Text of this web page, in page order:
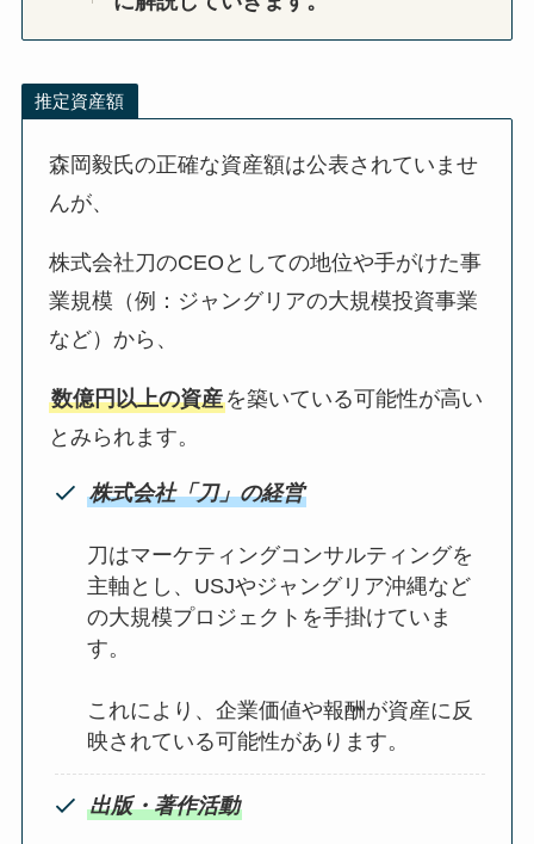
推定資産額
森岡毅氏の正確な資産額は公表されていませ
んが、
株式会社刀のCEOとしての地位や手がけた事
業規模（例：ジャングリアの大規模投資事業
など）から、
数億円以上の資産を築いている可能性が高い
とみられます。
株式会社「刀」の経営
刀はマーケティングコンサルティングを
主軸とし、USJやジャングリア沖縄など
の大規模プロジェクトを手掛けていま
す。
これにより、企業価値や報酬が資産に反
映されている可能性があります。
出版・著作活動